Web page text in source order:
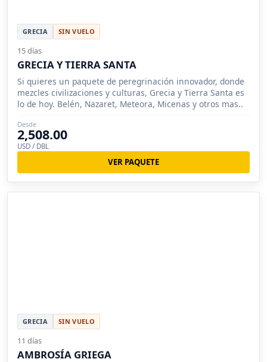
GRECIA SIN VUELO
15 días
GRECIA Y TIERRA SANTA
Si quieres un paquete de peregrinación innovador, donde
mezcles civilizaciones y culturas, Grecia y Tierra Santa es
lo de hoy. Belén, Nazaret, Meteora, Micenas y otros mas..
Desde
2,508.00
USD / DBL
VER PAQUETE
GRECIA SIN VUELO
11 días
AMBROSÍA GRIEGA